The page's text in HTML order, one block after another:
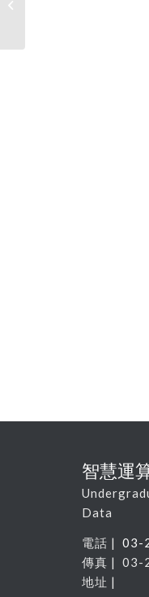
智慧運
Data
電話 | 03-
傳真 | 03-
地址 |